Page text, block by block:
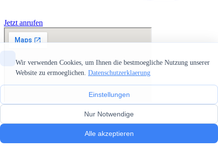
Jetzt anrufen
Wir verwenden Cookies, um Ihnen die bestmoegliche Nutzung unserer
Website zu ermoeglichen. Datenschutzerklaerung
Einstellungen
Nur Notwendige
Alle akzeptieren